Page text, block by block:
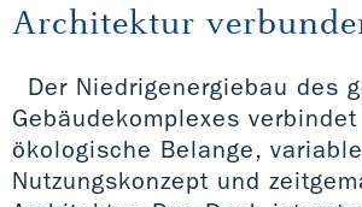
Architektur
Der Niedrigenergiebau des
Gebäudekomplexes
ökologische Belange,
Nutzungskonzept und